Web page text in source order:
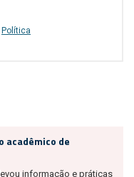
Política
acadêmico de
informação e práticas